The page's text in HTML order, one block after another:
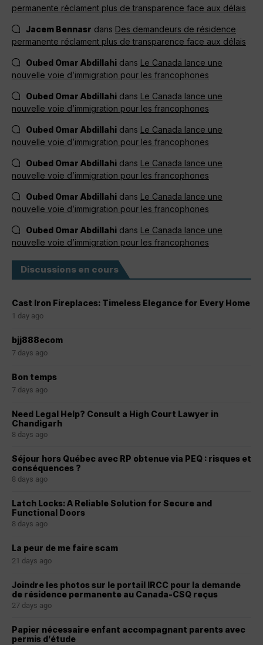
permanente réclament plus de transparence face aux délais
Jacem Bennasr dans Des demandeurs de résidence
permanente réclament plus de transparence face aux délais
Oubed Omar Abdillahi dans Le Canada lance une
nouvelle voie d’immigration pour les francophones
Oubed Omar Abdillahi dans Le Canada lance une
nouvelle voie d’immigration pour les francophones
Oubed Omar Abdillahi dans Le Canada lance une
nouvelle voie d’immigration pour les francophones
Oubed Omar Abdillahi dans Le Canada lance une
nouvelle voie d’immigration pour les francophones
Oubed Omar Abdillahi dans Le Canada lance une
nouvelle voie d’immigration pour les francophones
Oubed Omar Abdillahi dans Le Canada lance une
nouvelle voie d’immigration pour les francophones
Discussions en cours
Cast Iron Fireplaces: Timeless Elegance for Every Home
1 day ago
bjj888ecom
7 days ago
Bon temps
7 days ago
Need Legal Help? Consult a High Court Lawyer in
Chandigarh
8 days ago
Séjour hors Québec avec RP obtenue via PEQ : risques et
conséquences ?
8 days ago
Latch Locks: A Reliable Solution for Secure and
Functional Doors
8 days ago
La peur de me faire scam
21 days ago
Joindre les photos sur le portail IRCC pour la demande
de résidence permanente au Canada-CSQ reçus
27 days ago
Papier nécessaire enfant accompagnant parents avec
permis d’étude